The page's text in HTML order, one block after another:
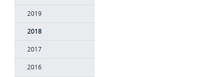
2019
2018
2017
2016